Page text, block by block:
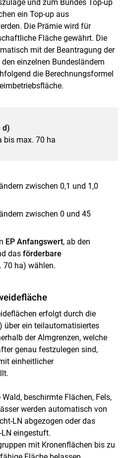
und zum Bundes Top-up
ein Top-up aus
Die Prämie wird für
Fläche gewährt. Die
mit der Beantragung der
einzelnen Bundesländern
die Berechnungsformel
d)
bis max. 70 ha
zwischen 0,1 und 1,0
zwischen 0 und 45
EP Anfangswert, ab den
das förderbare
ha) wählen.
erfolgt durch die
über ein teilautomatisiertes
der Almgrenzen, welche
genau festzulegen sind,
einheitlicher
beschirmte Flächen, Fels,
werden automatisch von
LN abgezogen oder das
eingestuft.
mit Kronenflächen bis zu